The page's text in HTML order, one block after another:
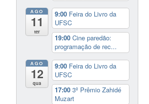
AGO
11
ter
9:00 Feira do Livro da
UFSC
19:00Cine paredão:
programação de rec...
AGO
12
qua
9:00 Feira do Livro da
UFSC
17:003º Prêmio Zahidé
Muzart